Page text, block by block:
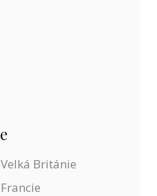
Velká Británie
Francie